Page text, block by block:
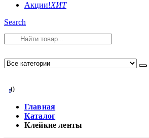
Акции!ХИТ
Search
00
Главная
Каталог
Клейкие ленты